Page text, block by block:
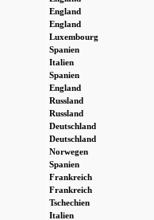
England
England
Luxembourg
Spanien
Italien
Spanien
England
Russland
Russland
Deutschland
Deutschland
Norwegen
Spanien
Frankreich
Frankreich
Tschechien
Italien